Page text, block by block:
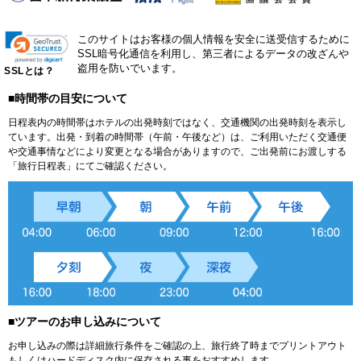
SSLとは？
このサイトはお客様の個人情報を安全に送受信するために
SSL暗号化通信を利用し、第三者によるデータの改ざんや
盗用を防いでいます。
■時間帯の目安について
日程表内の時間帯はホテルの出発時刻ではなく、交通機関の出発時刻を表示し
ています。出発・到着の時間帯（午前・午後など）は、ご利用いただく交通便
や交通事情などにより変更となる場合がありますので、ご出発前にお渡しする
「旅行日程表」にてご確認ください。
■ツアーのお申し込みについて
お申し込みの際は詳細旅行条件をご確認の上、旅行終了時までプリントアウト